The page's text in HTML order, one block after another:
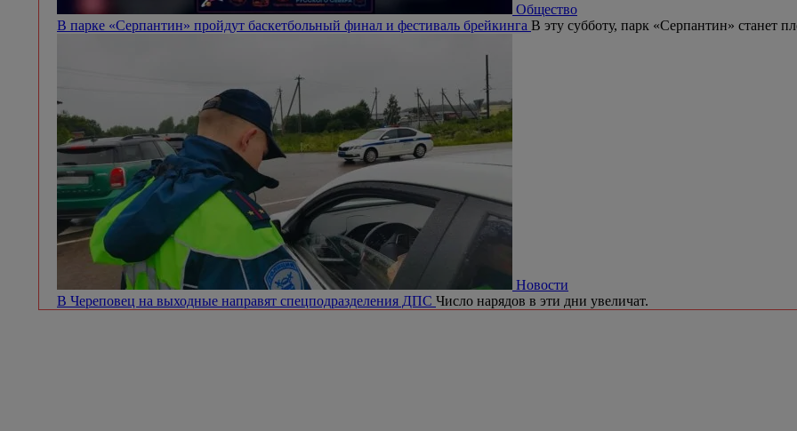
Общество
В парке «Серпантин» пройдут баскетбольный финал и фестиваль брейкинга В эту субботу, парк «Серпантин» станет
Новости
В Череповец на выходные направят спецподразделения ДПС Число нарядов в эти дни увеличат.